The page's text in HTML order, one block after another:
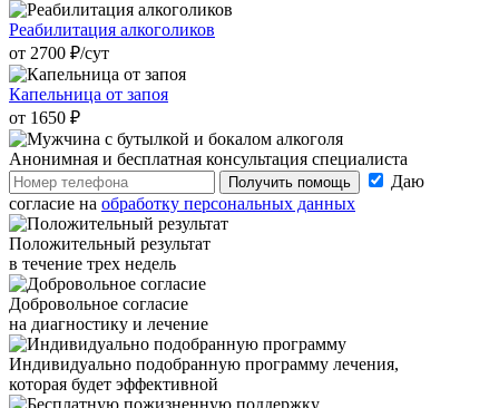
Реабилитация алкоголиков
от 2700 ₽/cут
Капельница от запоя
от 1650 ₽
Анонимная и бесплатная консультация специалиста
Получить помощь
Даю
согласие на обработку персональных данных
Положительный результат
в течение трех недель
Добровольное согласие
на диагностику и лечение
Индивидуально подобранную программу лечения,
которая будет эффективной